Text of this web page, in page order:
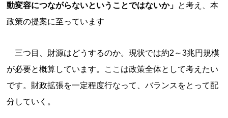
動変容につながらないということではないか」 と考え、本
政策の提案に至っています
三つ目、財源はどうするのか。現状では約2～3兆円規模
が必要と概算しています。ここは政策全体として考えたい
です。財政拡張を一定程度行なって、バランスをとって配
分していく。